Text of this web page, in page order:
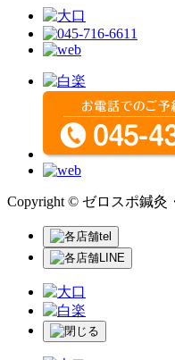
Copyright © ゼロスポ鍼灸